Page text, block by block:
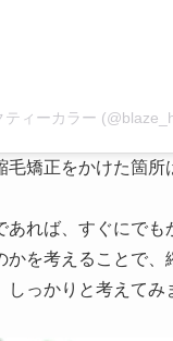
ィーカラー
矯正をかけた箇
れば、すぐにでも
を考えることで
っかりと考えてみ